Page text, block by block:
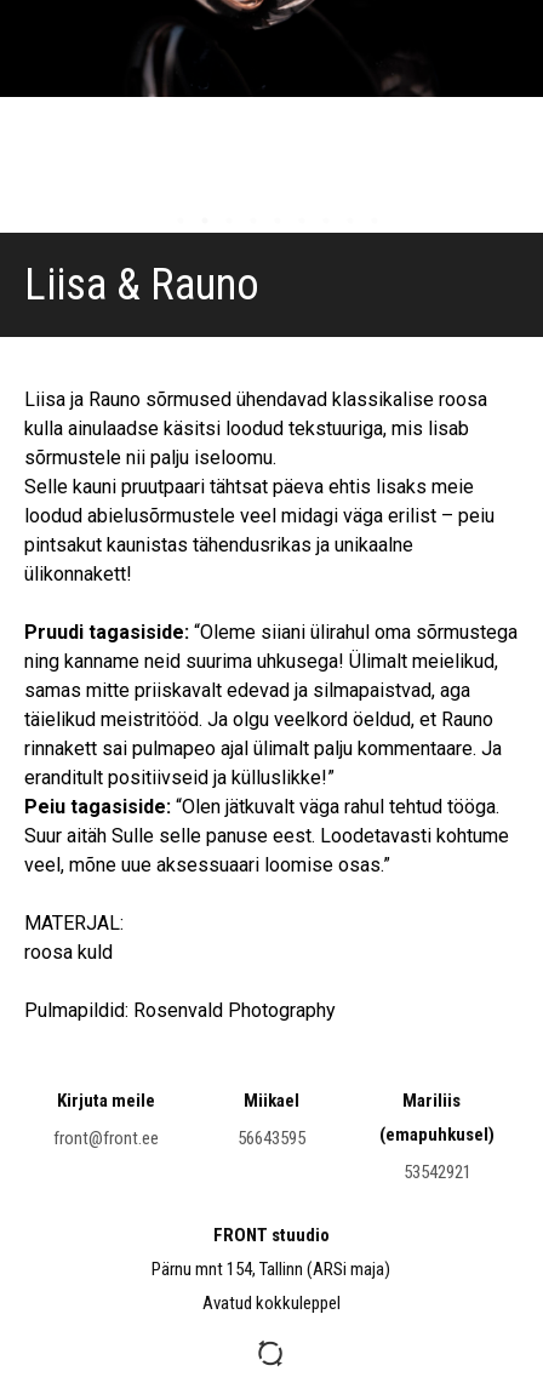
Liisa & Rauno
Liisa ja Rauno sõrmused ühendavad klassikalise roosa
kulla ainulaadse käsitsi loodud tekstuuriga, mis lisab
sõrmustele nii palju iseloomu.
Selle kauni pruutpaari tähtsat päeva ehtis lisaks meie
loodud abielusõrmustele veel midagi väga erilist – peiu
pintsakut kaunistas tähendusrikas ja unikaalne
ülikonnakett!
Pruudi tagasiside: “Oleme siiani ülirahul oma sõrmustega
ning kanname neid suurima uhkusega! Ülimalt meielikud,
samas mitte priiskavalt edevad ja silmapaistvad, aga
täielikud meistritööd. Ja olgu veelkord öeldud, et Rauno
rinnakett sai pulmapeo ajal ülimalt palju kommentaare. Ja
eranditult positiivseid ja külluslikke!”
Peiu tagasiside: “Olen jätkuvalt väga rahul tehtud tööga.
Suur aitäh Sulle selle panuse eest. Loodetavasti kohtume
veel, mõne uue aksessuaari loomise osas.”
MATERJAL:
roosa kuld
Pulmapildid: Rosenvald Photography
FRONT stuudio
Pärnu mnt 154, Tallinn (ARSi maja)
Avatud kokkuleppel
Kirjuta meile
front@front.ee
Miikael
56643595
Mariliis
(emapuhkusel)
53542921